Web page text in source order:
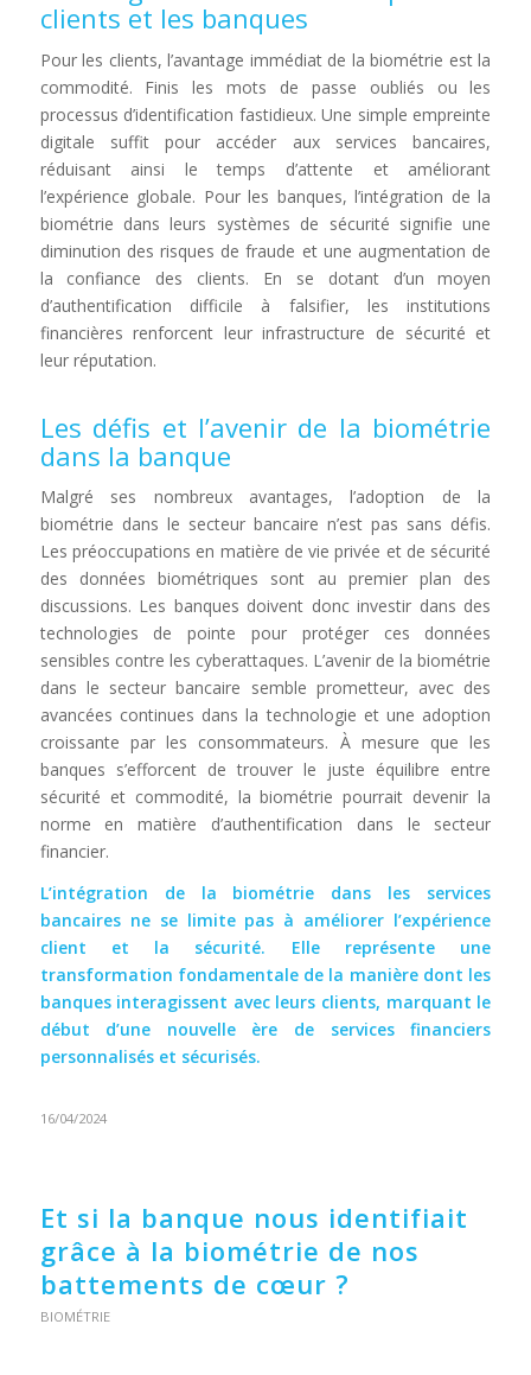
clients et les banques
Pour les clients, l’avantage immédiat de la biométrie est la
commodité. Finis les mots de passe oubliés ou les
processus d’identification fastidieux. Une simple empreinte
digitale suffit pour accéder aux services bancaires,
réduisant ainsi le temps d’attente et améliorant
l’expérience globale. Pour les banques, l’intégration de la
biométrie dans leurs systèmes de sécurité signifie une
diminution des risques de fraude et une augmentation de
la confiance des clients. En se dotant d’un moyen
d’authentification difficile à falsifier, les institutions
financières renforcent leur infrastructure de sécurité et
leur réputation.
Les défis et l’avenir de la biométrie
dans la banque
Malgré ses nombreux avantages, l’adoption de la
biométrie dans le secteur bancaire n’est pas sans défis.
Les préoccupations en matière de vie privée et de sécurité
des données biométriques sont au premier plan des
discussions. Les banques doivent donc investir dans des
technologies de pointe pour protéger ces données
sensibles contre les cyberattaques. L’avenir de la biométrie
dans le secteur bancaire semble prometteur, avec des
avancées continues dans la technologie et une adoption
croissante par les consommateurs. À mesure que les
banques s’efforcent de trouver le juste équilibre entre
sécurité et commodité, la biométrie pourrait devenir la
norme en matière d’authentification dans le secteur
financier.
L’intégration de la biométrie dans les services
bancaires ne se limite pas à améliorer l’expérience
client et la sécurité. Elle représente une
transformation fondamentale de la manière dont les
banques interagissent avec leurs clients, marquant le
début d’une nouvelle ère de services financiers
personnalisés et sécurisés.
16/04/2024
Et si la banque nous identifiait
grâce à la biométrie de nos
battements de cœur ?
BIOMÉTRIE